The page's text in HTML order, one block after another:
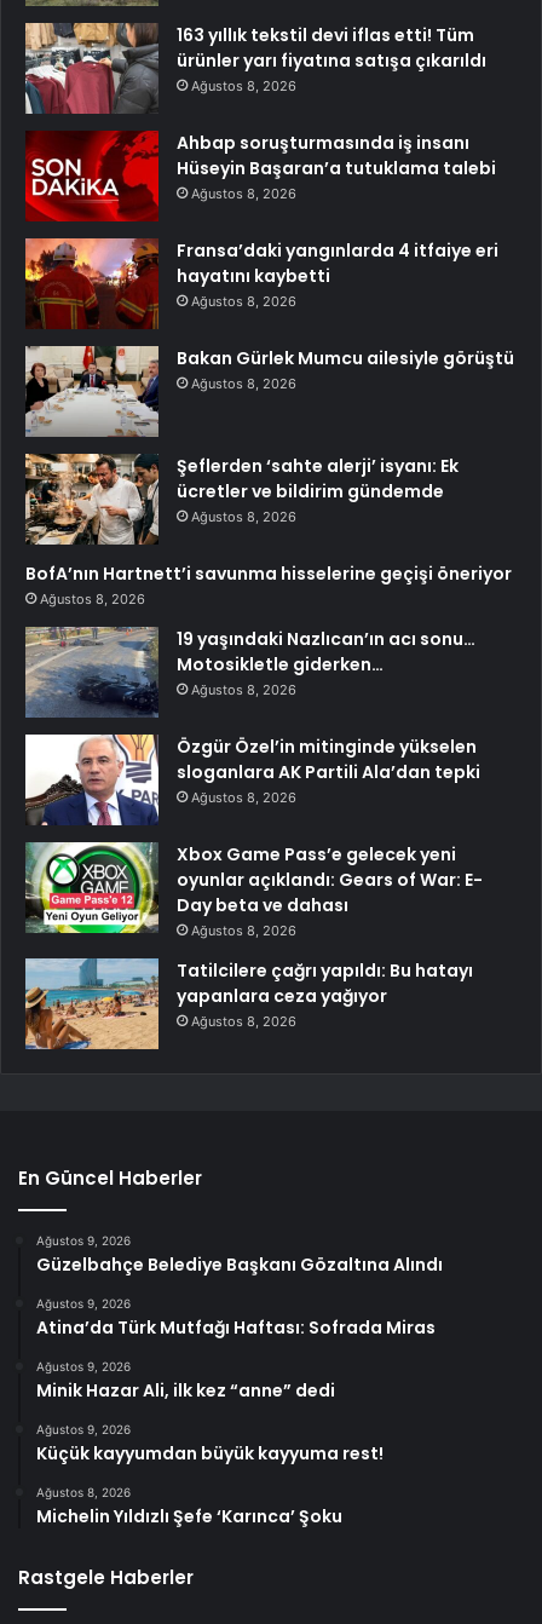
163 yıllık tekstil devi iflas etti! Tüm
ürünler yarı fiyatına satışa çıkarıldı
Ağustos 8, 2026
Ahbap soruşturmasında iş insanı
Hüseyin Başaran’a tutuklama talebi
Ağustos 8, 2026
Fransa’daki yangınlarda 4 itfaiye eri
hayatını kaybetti
Ağustos 8, 2026
Bakan Gürlek Mumcu ailesiyle görüştü
Ağustos 8, 2026
Şeflerden ‘sahte alerji’ isyanı: Ek
ücretler ve bildirim gündemde
Ağustos 8, 2026
BofA’nın Hartnett’i savunma hisselerine geçişi öneriyor
Ağustos 8, 2026
19 yaşındaki Nazlıcan’ın acı sonu…
Motosikletle giderken…
Ağustos 8, 2026
Özgür Özel’in mitinginde yükselen
sloganlara AK Partili Ala’dan tepki
Ağustos 8, 2026
Xbox Game Pass’e gelecek yeni
oyunlar açıklandı: Gears of War: E-
Day beta ve dahası
Ağustos 8, 2026
Tatilcilere çağrı yapıldı: Bu hatayı
yapanlara ceza yağıyor
Ağustos 8, 2026
En Güncel Haberler
Ağustos 9, 2026
Güzelbahçe Belediye Başkanı Gözaltına Alındı
Ağustos 9, 2026
Atina’da Türk Mutfağı Haftası: Sofrada Miras
Ağustos 9, 2026
Minik Hazar Ali, ilk kez “anne” dedi
Ağustos 9, 2026
Küçük kayyumdan büyük kayyuma rest!
Ağustos 8, 2026
Michelin Yıldızlı Şefe ‘Karınca’ Şoku
Rastgele Haberler